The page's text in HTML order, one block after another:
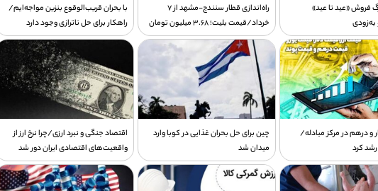
فروش «عید تا عید»
به‌زودی
راه‌اندازی قطار سنندج-مشهد از 7
خرداد/قیمت بلیت؛ 3.68 میلیون تومان
با بحران قریب‌الوقوع بنزین مواجه‌ایم/
راهکار برای حل ناترازی وجود دارد
و درهم در مرکز مبادله/
کرد
چین برای حل بحران غذایی در کوبا وارد
میدان شد
اقتصاد جنگی و نبرد ارزی/چرا نرخ ارز از
واقعیت‌های اقتصادی ایران دور شد